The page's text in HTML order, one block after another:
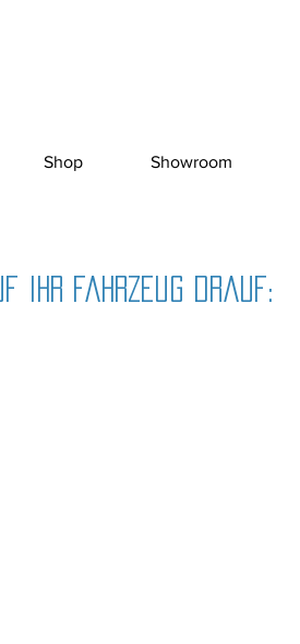
Shop Showroom
Ihr Fahrzeug drauf: